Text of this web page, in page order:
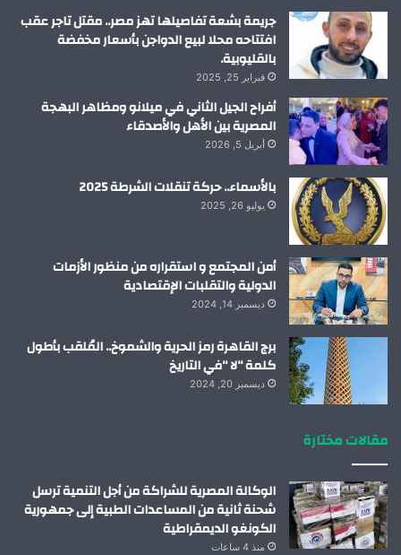
م
جريمة بشعة تفاصيلها تهز مصر.. مقتل تاجر عقب
افتتاحه محلا لبيع الدواجن بأسعار مخفضة
بالقليوبية.
فبراير 25, 2025
أفراح الجيل الثاني في ميلانو ومظاهر البهجة
المصرية بين الأهل والأصدقاء
أبريل 5, 2026
بالأسماء.. حركة تنقلات الشرطة 2025
يوليو 26, 2025
أمن المجتمع و استقراره من منظور الأزمات
الدولية والتقلبات الإقتصادية
ديسمبر 14, 2024
برج القاهرة رمز الحرية والشموخ.. المُلقب بأطول
كلمة “لا “في التاريخ
ديسمبر 20, 2024
مقالات مختارة
الوكالة المصرية للشراكة من أجل التنمية ترسل
شحنة ثانية من المساعدات الطبية إلى جمهورية
الكونغو الديمقراطية
منذ 4 ساعات